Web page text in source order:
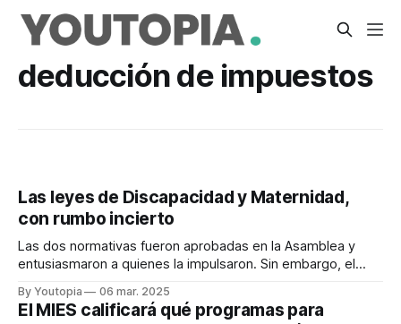
deducción de impuestos
Las leyes de Discapacidad y Maternidad,
con rumbo incierto
Las dos normativas fueron aprobadas en la Asamblea y
entusiasmaron a quienes la impulsaron. Sin embargo, el
By Youtopia 06 mar. 2025
El MIES calificará qué programas para